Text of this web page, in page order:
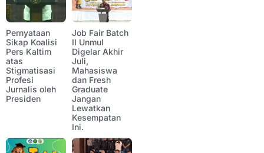
Pernyataan
Sikap Koalisi
Pers Kaltim
atas
Stigmatisasi
Profesi
Jurnalis oleh
Presiden
Job Fair Batch
II Unmul
Digelar Akhir
Juli,
Mahasiswa
dan Fresh
Graduate
Jangan
Lewatkan
Kesempatan
Ini.